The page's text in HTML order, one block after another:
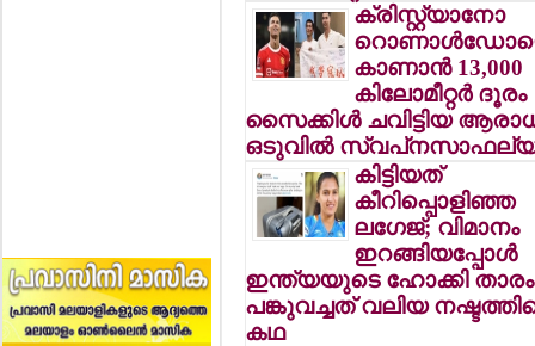
ക്രിസ്റ്റ്യാനോ
കാണാന്‍ 13,000
കിലോമീറ്റര്‍ ദൂരം
സൈക്കിള്‍ ചവിട്ടിയ
ഒടുവില്‍
കിട്ടിയത്
കീറിപ്പൊളിഞ്ഞ
ലഗേജ്; വിമാനം
ഇറങ്ങിയപ്പോള്‍
ഇന്ത്യയുടെ ഹോക്കി താരം
പങ്കുവച്ചത് വലിയ
കഥ